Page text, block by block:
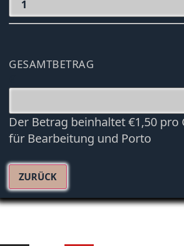
GESAMTBETRAG
Der Betrag beinhaltet €1,50 pro
für Bearbeitung und Porto
ZURÜCK